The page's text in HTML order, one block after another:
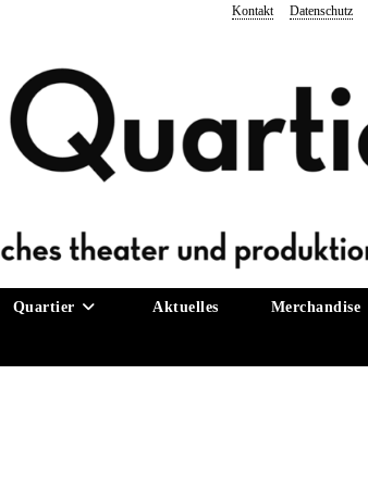
Kontakt Datenschutz
Quartier Aktuelles Merchandise